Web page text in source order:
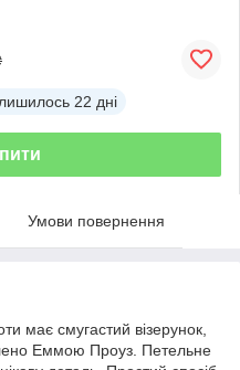
22 дні
Умови повернення
має смугастий візерунок,
Еммою Проуз. Петельне